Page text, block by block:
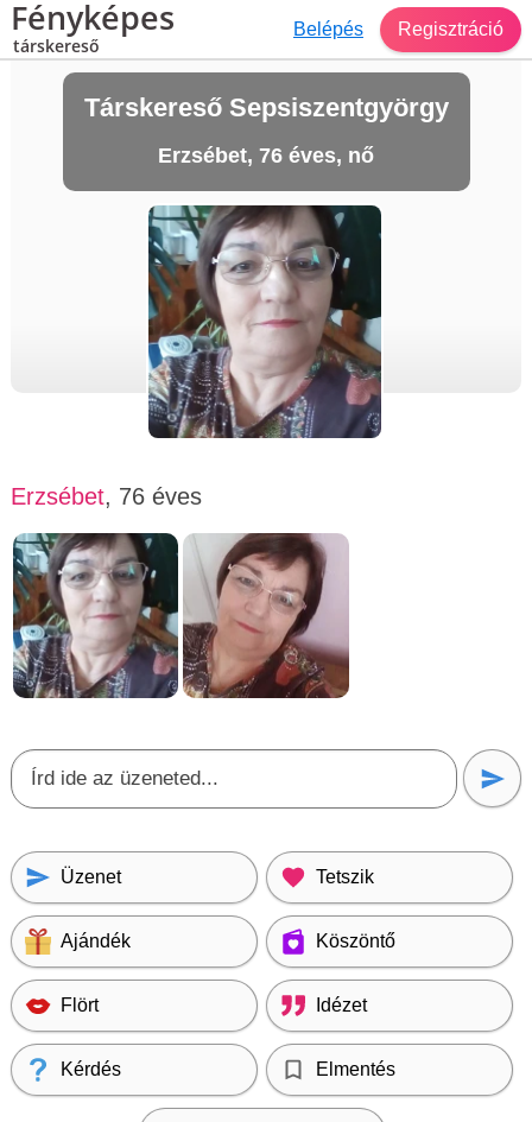
Fényképes
társkereső
Belépés Regisztráció
Társkereső Sepsiszentgyörgy
Erzsébet, 76 éves, nő
Erzsébet, 76 éves
Üzenet Tetszik
Ajándék Köszöntő
Flört Idézet
Kérdés Elmentés